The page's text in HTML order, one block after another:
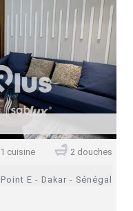
1 cuisine 2 douches
Point E - Dakar - Sénégal